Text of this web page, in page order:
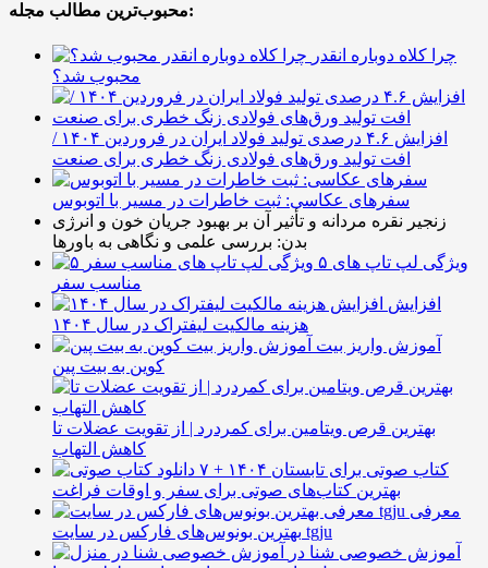
محبوب‌ترین مطالب مجله:
چرا کلاه دوباره انقدر
محبوب شد؟
افزایش ۴.۶ درصدی تولید فولاد ایران در فروردین ۱۴۰۴ /
افت تولید ورق‌های فولادی زنگ خطری برای صنعت
سفرهای عکاسی: ثبت خاطرات در مسیر با اتوبوس
زنجیر نقره مردانه و تأثیر آن بر بهبود جریان خون و انرژی
بدن: بررسی علمی و نگاهی به باورها
۵ ویژگی لپ تاپ های
مناسب سفر
افزایش
هزینه مالکیت لیفتراک در سال ۱۴۰۴
آموزش واریز بیت
کوین به بیت پین
بهترین قرص ویتامین برای کمردرد | از تقویت عضلات تا
کاهش التهاب
۷ کتاب صوتی برای تابستان ۱۴۰۴ +
بهترین کتاب‌های صوتی برای سفر و اوقات فراغت
معرفی
بهترین بونوس‌های فارکس در سایت tgju
آموزش خصوصی شنا در